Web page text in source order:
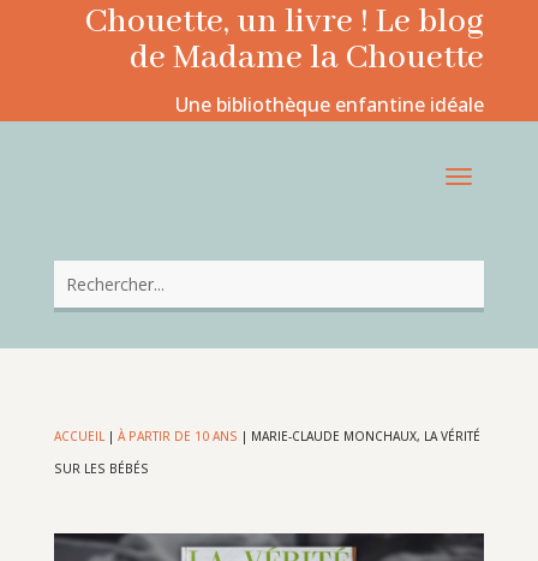
Chouette, un livre ! Le blog
de Madame la Chouette
Une bibliothèque enfantine idéale
ACCUEIL| À PARTIR DE 10 ANS | MARIE-CLAUDE MONCHAUX, LA VÉRITÉ
SUR LES BÉBÉS